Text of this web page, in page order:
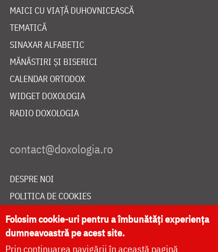
MAICI CU VIAȚĂ DUHOVNICEASCĂ
TEMATICĂ
SINAXAR ALFABETIC
MĂNĂSTIRI ȘI BISERICI
CALENDAR ORTODOX
WIDGET DOXOLOGIA
RADIO DOXOLOGIA
DESPRE NOI
POLITICA DE COOKIES
DONEAZĂ ONLINE PENTRU CATEDRALA NAȚIONALĂ
Folosim cookie-uri pentru a îmbunătăți experiența
dumneavoastră pe acest site.
Prin continuarea navigării în această pagină